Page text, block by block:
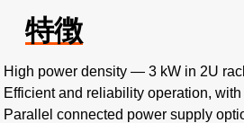
特徴
High power density — 3 kW in 2U
Efficient and reliability operation,
Parallel connected power supply